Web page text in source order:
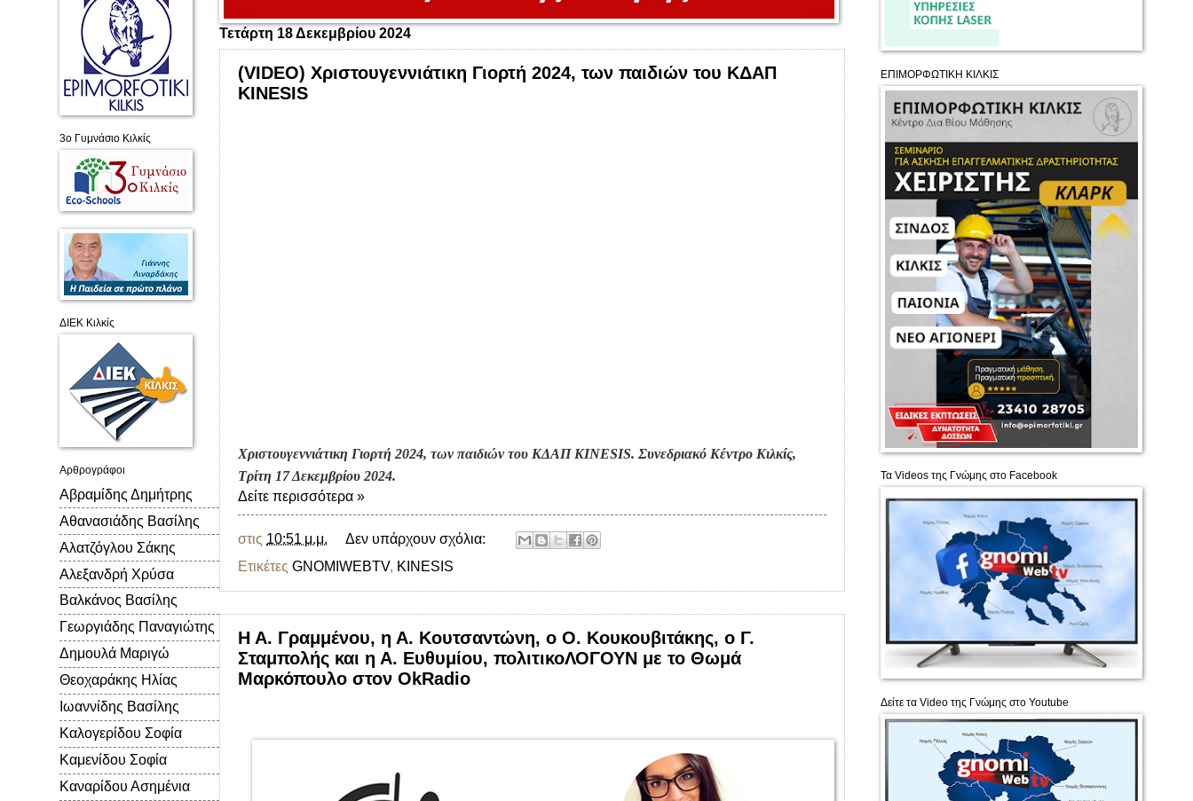
Τετάρτη 18 Δεκεμβρίου 2024
(VIDEO) Χριστουγεννιάτικη Γιορτή 2024, των παιδιών του ΚΔΑΠ
KINESIS
Χριστουγεννιάτικη Γιορτή 2024, των παιδιών του ΚΔΑΠ KINESIS. Συνεδριακό Κέντρο Κιλκίς,
Τρίτη 17 Δεκεμβρίου 2024.
Δείτε περισσότερα »
στις 10:51 μ.μ.
Δεν υπάρχουν σχόλια:
Ετικέτες GNOMIWEBTV, KINESIS
Η Α. Γραμμένου, η Α. Κουτσαντώνη, ο Ο. Κουκουβιτάκης, ο Γ.
Σταμπολής και η Α. Ευθυμίου, πολιτικοΛΟΓΟΥΝ με το Θωμά
Μαρκόπουλο στον OkRadio
3ο Γυμνάσιο Κιλκίς
ΔΙΕΚ Κιλκίς
Αρθρογράφοι
Αβραμίδης Δημήτρης
Αθανασιάδης Βασίλης
Αλατζόγλου Σάκης
Αλεξανδρή Χρύσα
Βαλκάνος Βασίλης
Γεωργιάδης Παναγιώτης
Δημουλά Μαριγώ
Θεοχαράκης Ηλίας
Ιωαννίδης Βασίλης
Καλογερίδου Σοφία
Καμενίδου Σοφία
Καναρίδου Ασημένια
ΕΠΙΜΟΡΦΩΤΙΚΗ ΚΙΛΚΙΣ
Τα Videos της Γνώμης στο Facebook
Δείτε τα Video της Γνώμης στο Υοutube